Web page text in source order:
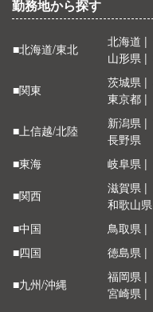
勤務地から探す
■北海道/東北 北海道
山形県
■関東
茨城県
東京都
■上信越/北陸
新潟県
長野県
■東海
岐阜県
■関西
滋賀県
和歌山県
■中国
鳥取県
■四国
徳島県
■九州/沖縄
福岡県
宮崎県